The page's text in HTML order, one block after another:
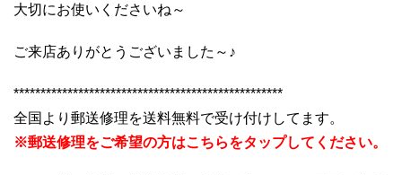
大切にお使いくださいね～
ご来店ありがとうございました～♪
**************************************************
全国より郵送修理を送料無料で受け付けしてます。
※郵送修理をご希望の方はこちらをタップしてください。